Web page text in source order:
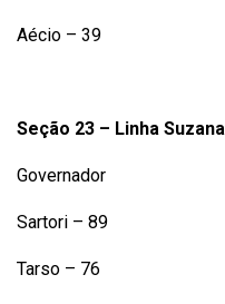
Aécio – 39
Seção 23 – Linha Suzana
Governador
Sartori – 89
Tarso – 76